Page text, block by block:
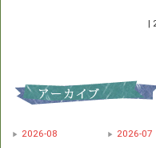
2026-08 2026-07
|